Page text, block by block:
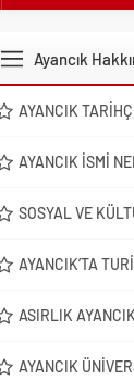
DOLAR
Ayancık
AYANCIK
AYANCIK İSMI
SOSYAL VE
AYANCIK’TA
ASIRLIK
AYANCIK